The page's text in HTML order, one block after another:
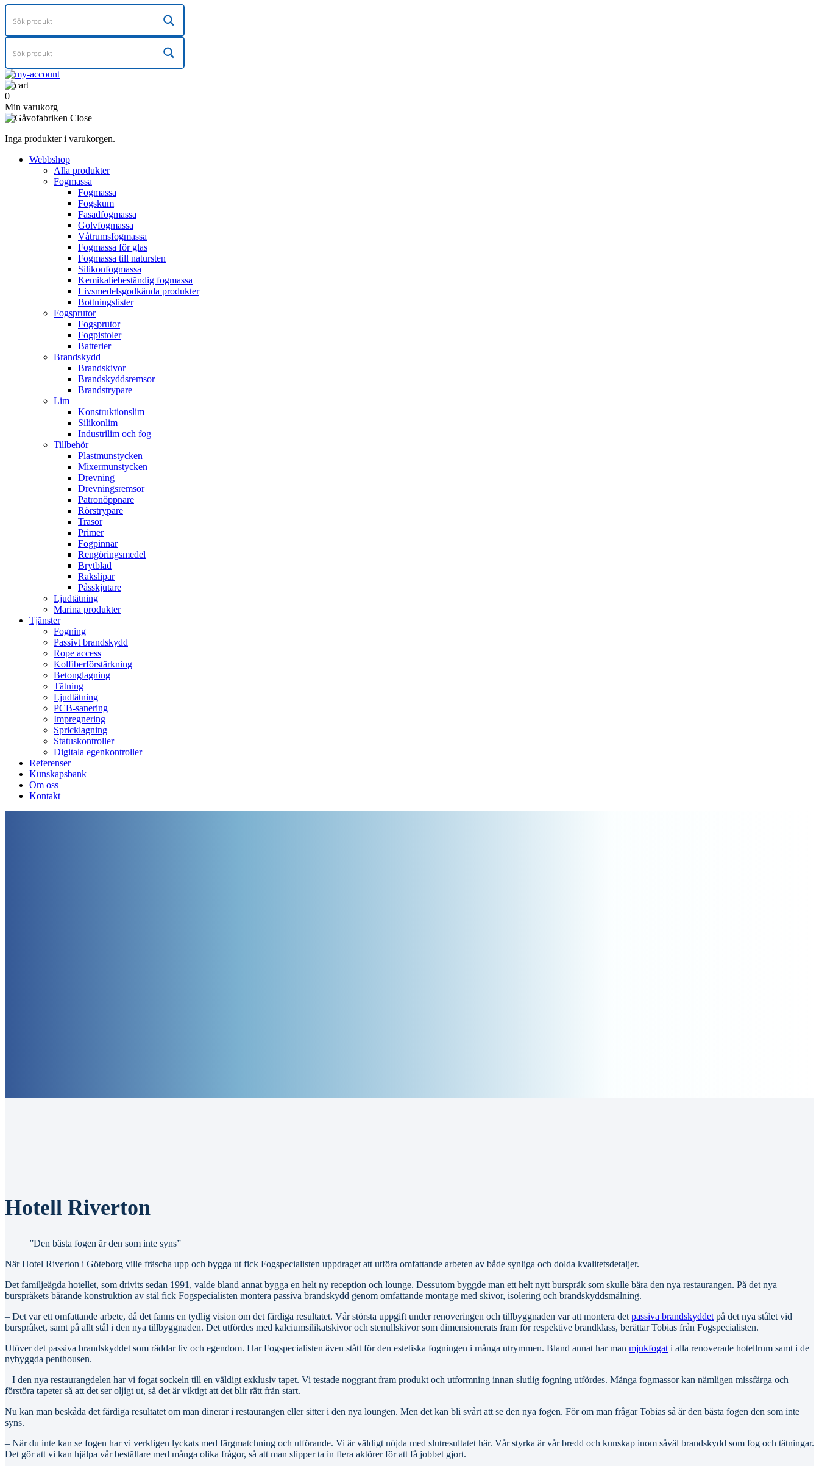
0
Min varukorg
Inga produkter i varukorgen.
Webbshop
Alla produkter
Fogmassa
Fogmassa
Fogskum
Fasadfogmassa
Golvfogmassa
Våtrumsfogmassa
Fogmassa för glas
Fogmassa till natursten
Silikonfogmassa
Kemikaliebeständig fogmassa
Livsmedelsgodkända produkter
Bottningslister
Fogsprutor
Fogsprutor
Fogpistoler
Batterier
Brandskydd
Brandskivor
Brandskyddsremsor
Brandstrypare
Lim
Konstruktionslim
Silikonlim
Industrilim och fog
Tillbehör
Plastmunstycken
Mixermunstycken
Drevning
Drevningsremsor
Patronöppnare
Rörstrypare
Trasor
Primer
Fogpinnar
Rengöringsmedel
Brytblad
Rakslipar
Påsskjutare
Ljudtätning
Marina produkter
Tjänster
Fogning
Passivt brandskydd
Rope access
Kolfiberförstärkning
Betonglagning
Tätning
Ljudtätning
PCB-sanering
Impregnering
Spricklagning
Statuskontroller
Digitala egenkontroller
Referenser
Kunskapsbank
Om oss
Kontakt
Hotell Riverton
”Den bästa fogen är den som inte syns”
När Hotel Riverton i Göteborg ville fräscha upp och bygga ut fick Fogspecialisten uppdraget att utföra omfattande arbeten av både synliga och dolda kvalitetsdetaljer.
Det familjeägda hotellet, som drivits sedan 1991, valde bland annat bygga en helt ny reception och lounge. Dessutom byggde man ett helt nytt burspråk som skulle bära den nya restaurangen. På det nya
burspråkets bärande konstruktion av stål fick Fogspecialisten montera passiva brandskydd genom omfattande montage med skivor, isolering och brandskyddsmålning.
– Det var ett omfattande arbete, då det fanns en tydlig vision om det färdiga resultatet. Vår största uppgift under renoveringen och tillbyggnaden var att montera det passiva brandskyddet på det nya stålet vid
burspråket, samt på allt stål i den nya tillbyggnaden. Det utfördes med kalciumsilikatskivor och stenullskivor som dimensionerats fram för respektive brandklass, berättar Tobias från Fogspecialisten.
Utöver det passiva brandskyddet som räddar liv och egendom. Har Fogspecialisten även stått för den estetiska fogningen i många utrymmen. Bland annat har man mjukfogat i alla renoverade hotellrum samt i de
nybyggda penthousen.
– I den nya restaurangdelen har vi fogat sockeln till en väldigt exklusiv tapet. Vi testade noggrant fram produkt och utformning innan slutlig fogning utfördes. Många fogmassor kan nämligen missfärga och
förstöra tapeter så att det ser oljigt ut, så det är viktigt att det blir rätt från start.
Nu kan man beskåda det färdiga resultatet om man dinerar i restaurangen eller sitter i den nya loungen. Men det kan bli svårt att se den nya fogen. För om man frågar Tobias så är den bästa fogen den som inte
syns.
– När du inte kan se fogen har vi verkligen lyckats med färgmatchning och utförande. Vi är väldigt nöjda med slutresultatet här. Vår styrka är vår bredd och kunskap inom såväl brandskydd som fog och tätningar.
Det gör att vi kan hjälpa vår beställare med många olika frågor, så att man slipper ta in flera aktörer för att få jobbet gjort.